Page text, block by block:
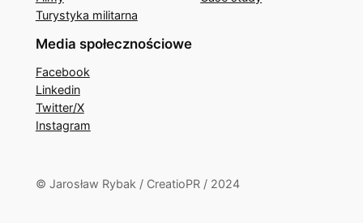
Turystyka militarna
Media społecznościowe
Facebook
Linkedin
Twitter/X
Instagram
© Jarosław Rybak / CreatioPR / 2024